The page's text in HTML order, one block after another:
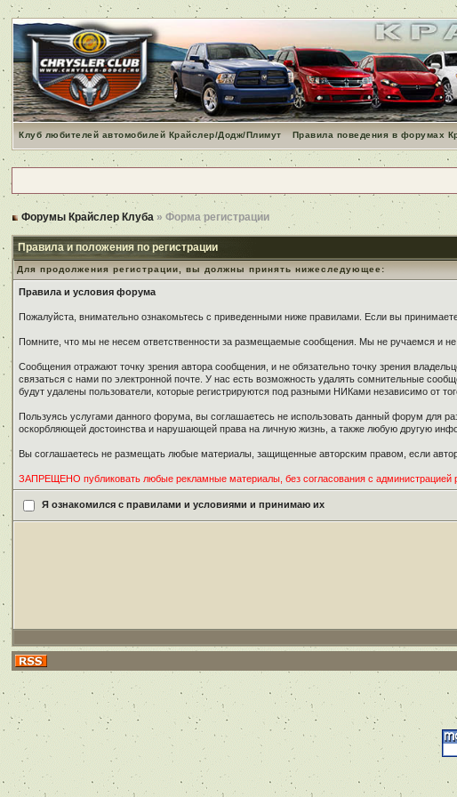
Клуб любителей автомобилей Крайслер/Додж/Плимут Правила поведения в форумах
Форумы Крайслер Клуба » Форма регистрации
Правила и положения по регистрации
Для продолжения регистрации, вы должны принять нижеследующее:
Правила и условия форума
Пожалуйста, внимательно ознакомьтесь с приведенными ниже правилами. Если вы
Помните, что мы не несем ответственности за размещаемые сообщения. Мы не ручаемся и не
Сообщения отражают точку зрения автора сообщения, и не обязательно точку зрения
связаться с нами по электронной почте. У нас есть возможность удалять сомнительные
будут удалены пользователи, которые регистрируются под разными НИКами независимо от
Пользуясь услугами данного форума, вы соглашаетесь не использовать данный форум для
оскорбляющей достоинства и нарушающей права на личную жизнь, а также любую другую
Вы соглашаетесь не размещать любые материалы, защищенные авторским правом, если
ЗАПРЕЩЕНО публиковать любые рекламные материалы, без согласования с
Я ознакомился с правилами и условиями и принимаю их